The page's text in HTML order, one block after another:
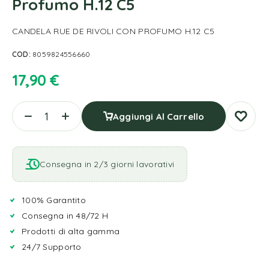
Profumo H.12 C5
CANDELA RUE DE RIVOLI CON PROFUMO H.12 C5
COD: 8059824556660
17,90 €
Aggiungi Al Carrello
Consegna in 2/3 giorni lavorativi
100% Garantito
Consegna in 48/72 H
Prodotti di alta gamma
24/7 Supporto